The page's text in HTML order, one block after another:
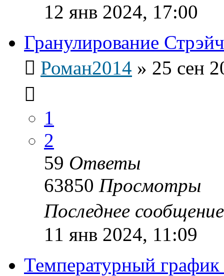
12 янв 2024, 17:00
Гранулирование
Роман2014 » 25 сен
1
2
59 Ответы
63850 Просмотры
Последнее
11 янв 2024, 11:09
Температурный